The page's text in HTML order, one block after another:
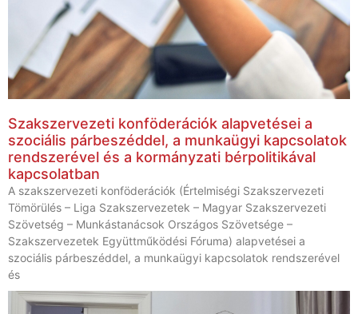
Szakszervezeti konföderációk alapvetései a
szociális párbeszéddel, a munkaügyi kapcsolatok
rendszerével és a kormányzati bérpolitikával
kapcsolatban
A szakszervezeti konföderációk (Értelmiségi Szakszervezeti
Tömörülés – Liga Szakszervezetek – Magyar Szakszervezeti
Szövetség – Munkástanácsok Országos Szövetsége –
Szakszervezetek Együttműködési Fóruma) alapvetései a
szociális párbeszéddel, a munkaügyi kapcsolatok rendszerével
és